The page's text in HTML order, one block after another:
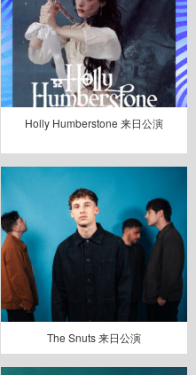
Holly Humberstone 来日公演
The Snuts 来日公演